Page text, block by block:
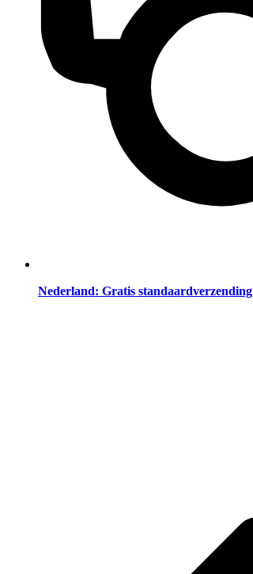
Nederland: Gratis standaardverzending